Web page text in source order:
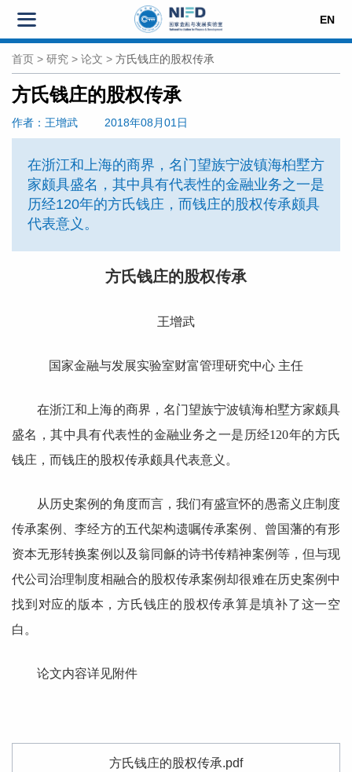
EN
首页 > 研究 > 论文 > 方氏钱庄的股权传承
方氏钱庄的股权传承
作者 ：王增武 2018年08月01日
在浙江和上海的商界，名门望族宁波镇海桕墅方
家颇具盛名，其中具有代表性的金融业务之一是
历经120年的方氏钱庄，而钱庄的股权传承颇具
代表意义。
方氏钱庄的股权传承
王增武
国家金融与发展实验室财富管理研究中心 主任
在浙江和上海的商界，名门望族宁波镇海桕墅方家颇具
盛名，其中具有代表性的金融业务之一是历经120年的方氏
钱庄，而钱庄的股权传承颇具代表意义。
从历史案例的角度而言，我们有盛宣怀的愚斋义庄制度
传承案例、李经方的五代架构遗嘱传承案例、曾国藩的有形
资本无形转换案例以及翁同龢的诗书传精神案例等，但与现
代公司治理制度相融合的股权传承案例却很难在历史案例中
找到对应的版本，方氏钱庄的股权传承算是填补了这一空
白。
论文内容详见附件
方氏钱庄的股权传承.pdf